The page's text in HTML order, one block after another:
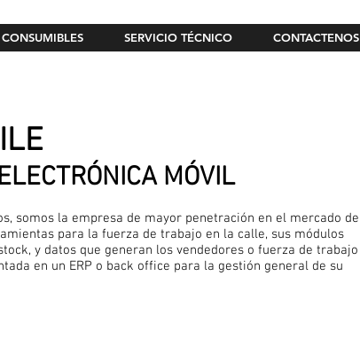
CONSUMIBLES SERVICIO TÉCNICO CONTACTENOS
MÓVIL
somos la empresa de mayor penetración en el mercado de
para la fuerza de trabajo en la calle, sus módulos
y datos que generan los vendedores o fuerza de trabajo
en un ERP o back office para la gestión general de su